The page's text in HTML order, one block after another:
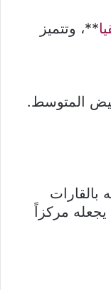
**، وتتميز
المتوسط.
مركزاً